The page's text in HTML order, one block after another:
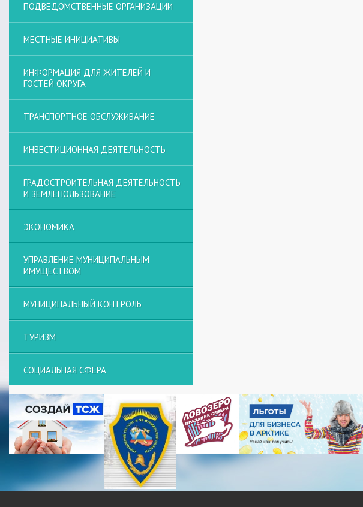
ПОДВЕДОМСТВЕННЫЕ ОРГАНИЗАЦИИ
МЕСТНЫЕ ИНИЦИАТИВЫ
ИНФОРМАЦИЯ ДЛЯ ЖИТЕЛЕЙ И
ГОСТЕЙ ОКРУГА
ТРАНСПОРТНОЕ ОБСЛУЖИВАНИЕ
ИНВЕСТИЦИОННАЯ ДЕЯТЕЛЬНОСТЬ
ГРАДОСТРОИТЕЛЬНАЯ ДЕЯТЕЛЬНОСТЬ
И ЗЕМЛЕПОЛЬЗОВАНИЕ
ЭКОНОМИКА
УПРАВЛЕНИЕ МУНИЦИПАЛЬНЫМ
ИМУЩЕСТВОМ
МУНИЦИПАЛЬНЫЙ КОНТРОЛЬ
ТУРИЗМ
СОЦИАЛЬНАЯ СФЕРА